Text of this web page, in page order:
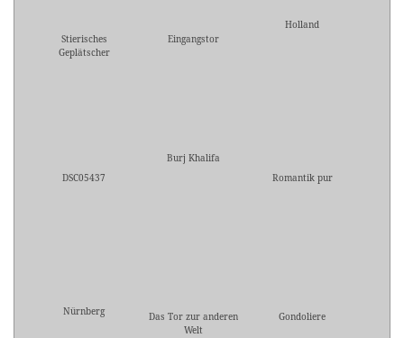
Stierisches
Geplätscher
Eingangstor
Holland
DSC05437
Burj Khalifa
Romantik pur
Nürnberg
Das Tor zur anderen
Welt
Gondoliere